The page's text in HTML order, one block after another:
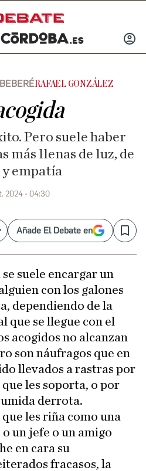
INICIAR
RAFAEL GONZÁLEZ
Pero suele haber
más llenas de luz, de
empatía
2024 - 04:30
Añade El Debate en Save
suele encargar un
con los galones
dependiendo de la
que se llegue con el
acogidos no alcanzan
son náufragos que en
llevados a rastras por
les soporta, o por
derrota.
les riña como una
un jefe o un amigo
en cara su
fracasos, la